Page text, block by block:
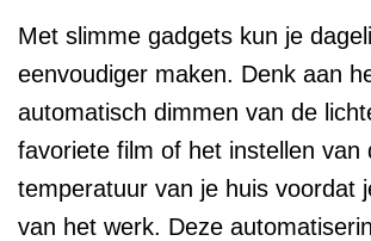
Met slimme gadgets kun je
eenvoudiger maken. Denk aan
automatisch dimmen van de
favoriete film of het instellen van
temperatuur van je huis voordat
van het werk. Deze